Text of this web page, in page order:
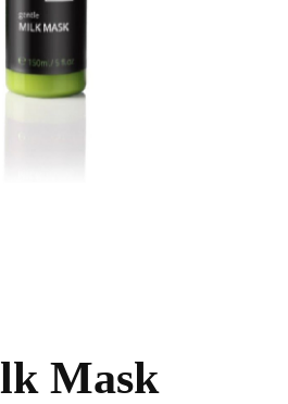
Mask